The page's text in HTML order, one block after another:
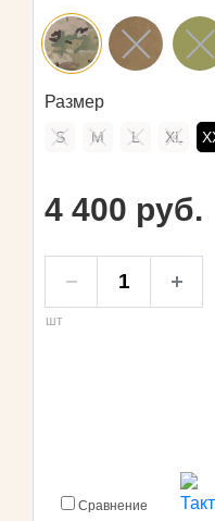
Размер
S M L XL
4 400 руб.
шт
Сравнение